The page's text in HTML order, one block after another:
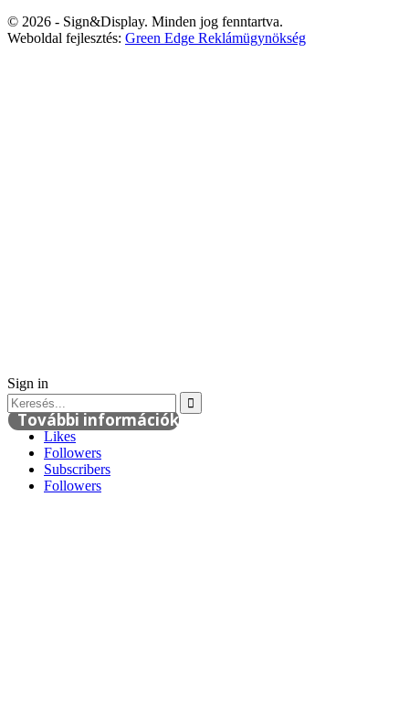
© 2026 - Sign&Display. Minden jog fenntartva.
Weboldal fejlesztés: Green Edge Reklámügynökség
További információk
Sign in
Likes
Followers
Subscribers
Followers